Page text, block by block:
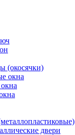
(окосячки)
окна
двери